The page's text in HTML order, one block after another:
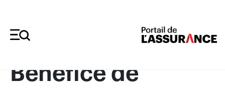
Bénéfice de